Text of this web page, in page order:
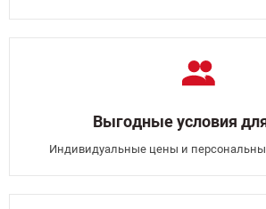
Выгодные условия
Индивидуальные цены и